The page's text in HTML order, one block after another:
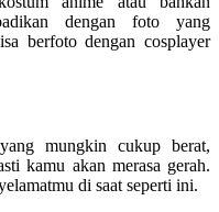
dengan foto yang
berfoto dengan cosplayer
mungkin cukup berat,
kamu akan merasa gerah.
di saat seperti ini.